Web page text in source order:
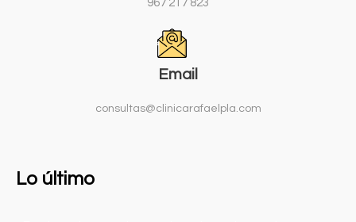
967 217 823
Email
consultas@clinicarafaelpla.com
Lo último